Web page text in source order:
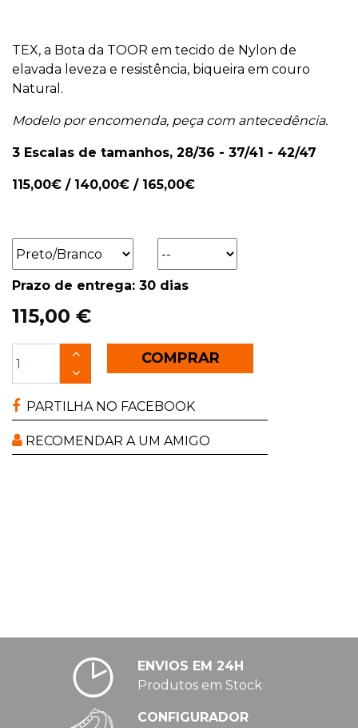
TEX, a Bota da TOOR em tecido de Nylon de
elavada leveza e resistência, biqueira em couro
Natural.
Modelo por encomenda, peça com antecedência.
3 Escalas de tamanhos, 28/36 - 37/41 - 42/47
115,00€ / 140,00€ / 165,00€
Prazo de entrega: 30 dias
115,00 €
COMPRAR
PARTILHA NO FACEBOOK
RECOMENDAR A UM AMIGO
ENVIOS EM 24H
Produtos em Stock
CONFIGURADOR